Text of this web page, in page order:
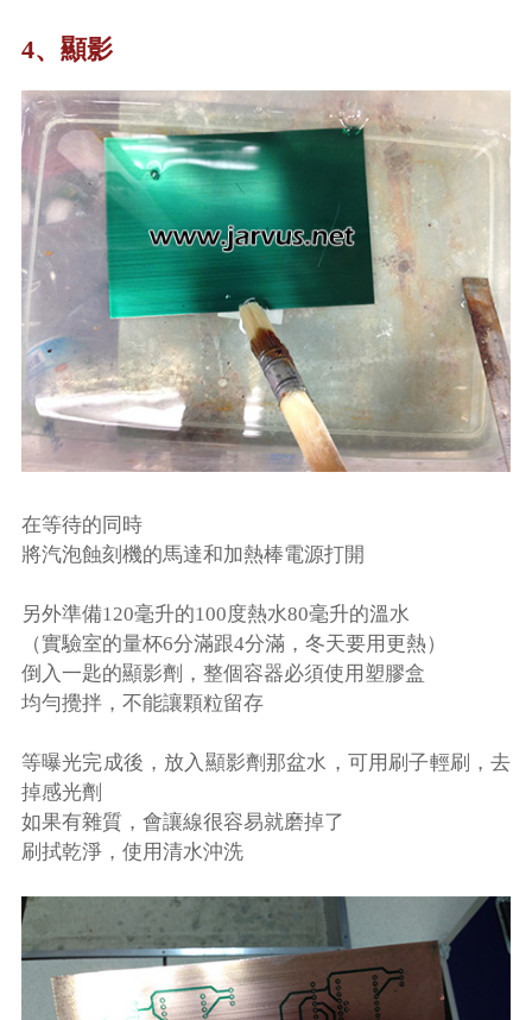
4、顯影
在等待的同時
將汽泡蝕刻機的馬達和加熱棒電源打開
另外準備120毫升的100度熱水80毫升的溫水
（實驗室的量杯6分滿跟4分滿，冬天要用更熱）
倒入一匙的顯影劑，整個容器必須使用塑膠盒
均勻攪拌，不能讓顆粒留存
等曝光完成後，放入顯影劑那盆水，可用刷子輕刷，去
掉感光劑
如果有雜質，會讓線很容易就磨掉了
刷拭乾淨，使用清水沖洗